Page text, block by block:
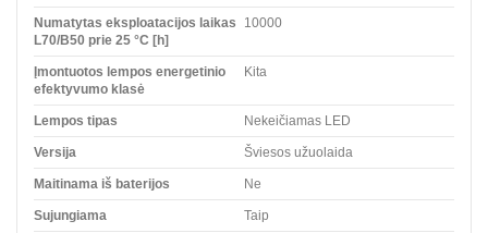
Numatytas eksploatacijos laikas
L70/B50 prie 25 °C [h]
10000
Įmontuotos lempos energetinio
efektyvumo klasė
Kita
Lempos tipas Nekeičiamas LED
Versija Šviesos užuolaida
Maitinama iš baterijos Ne
Sujungiama Taip